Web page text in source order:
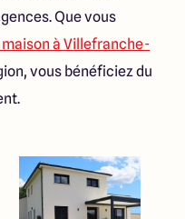
Que vous
à Villefranche-
vous bénéficiez du